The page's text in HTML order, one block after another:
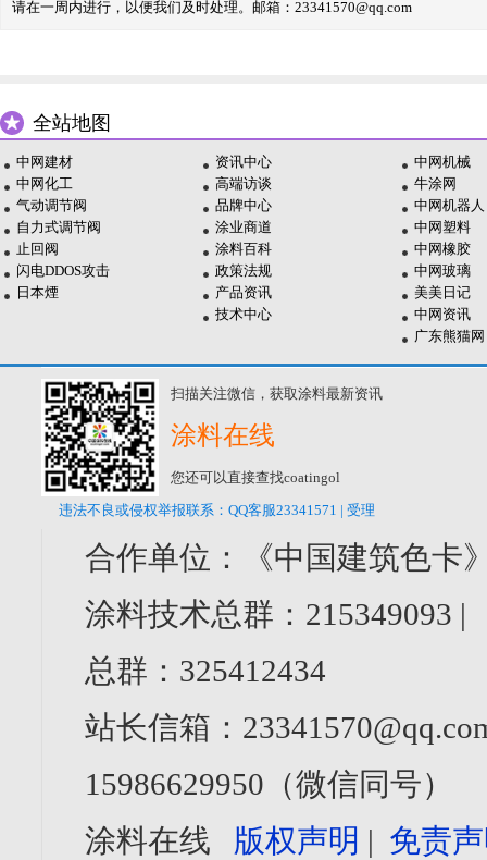
请在一周内进行，以便我们及时处理。邮箱：23341570@qq.com
全站地图
中网建材
中网化工
气动调节阀
自力式调节阀
止回阀
闪电DDOS攻击
日本煙
资讯中心
高端访谈
品牌中心
涂业商道
涂料百科
政策法规
产品资讯
技术中心
中网机械
牛涂网
中网机器人
中网塑料
中网橡胶
中网玻璃
美美日记
中网资讯
广东熊猫网
扫描关注微信，获取涂料最新资讯
涂料在线
您还可以直接查找coatingol
违法不良或侵权举报联系：QQ客服23341571 | 受理
合作单位：《中国建筑色卡
涂料技术总群：
总群：325412434
站长信箱：
15986629950（微信同号）
涂料在线 版权声明 | 免责